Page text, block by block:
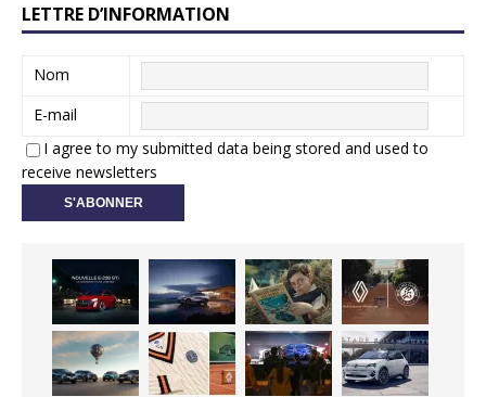
LETTRE D’INFORMATION
Nom
E-mail
I agree to my submitted data being stored and used to
receive newsletters